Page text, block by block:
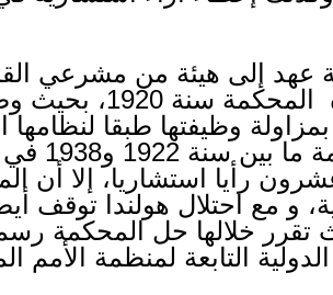
عهد إلى هيئة من مشرعي
رأيا استشاريا، إلا أن
و مع احتلال هولندا
سنة 1946، حيث تقرر خلالها حل
التابعة لمنظمة الأمم